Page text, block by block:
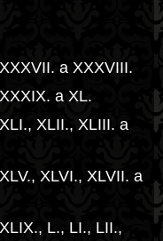
a XXXVIII.
a XL.
XLII., XLIII. a
XLVI., XLVII. a
L., LI., LII.,